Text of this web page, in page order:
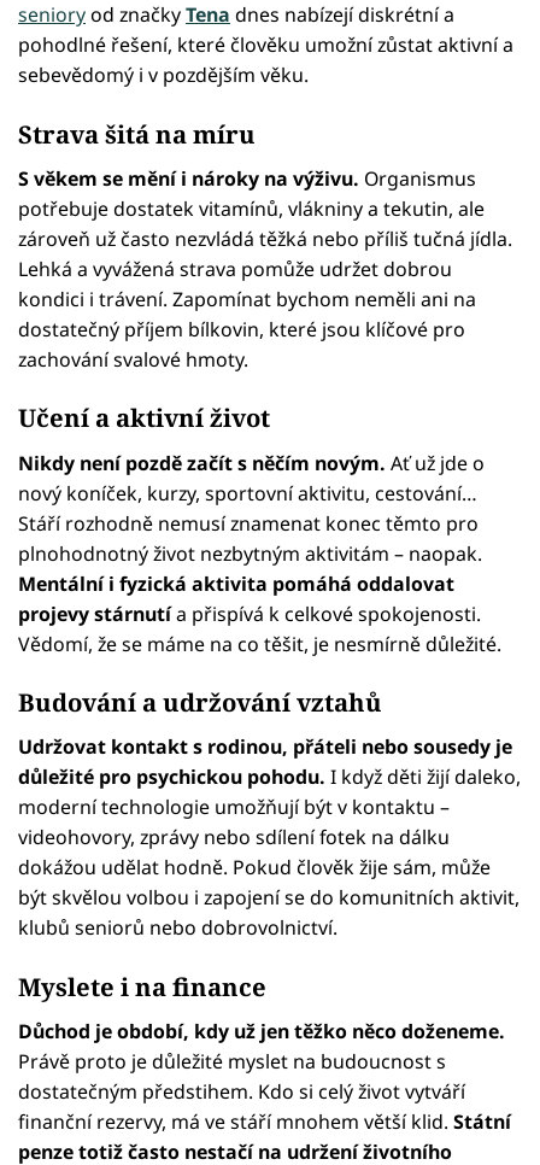
senioryod značkyTena dnes nabízejí diskrétní a
pohodlné řešení, které člověku umožní zůstat aktivní a
sebevědomý i v pozdějším věku.
Strava šitá na míru
S věkem se mění i nároky na výživu. Organismus
potřebuje dostatek vitamínů, vlákniny a tekutin, ale
zároveň už často nezvládá těžká nebo příliš tučná jídla.
Lehká a vyvážená strava pomůže udržet dobrou
kondici i trávení. Zapomínat bychom neměli ani na
dostatečný příjem bílkovin, které jsou klíčové pro
zachování svalové hmoty.
Učení a aktivní život
Nikdy není pozdě začít s něčím novým. Ať už jde o
nový koníček, kurzy, sportovní aktivitu, cestování…
Stáří rozhodně nemusí znamenat konec těmto pro
plnohodnotný život nezbytným aktivitám – naopak.
Mentální i fyzická aktivita pomáhá oddalovat
projevy stárnutía přispívá k celkové spokojenosti.
Vědomí, že se máme na co těšit, je nesmírně důležité.
Budování a udržování vztahů
Udržovat kontakt s rodinou, přáteli nebo sousedy je
důležité pro psychickou pohodu. I když děti žijí daleko,
moderní technologie umožňují být v kontaktu –
videohovory, zprávy nebo sdílení fotek na dálku
dokážou udělat hodně. Pokud člověk žije sám, může
být skvělou volbou i zapojení se do komunitních aktivit,
klubů seniorů nebo dobrovolnictví.
Myslete i na finance
Důchod je období, kdy už jen těžko něco doženeme.
Právě proto je důležité myslet na budoucnost s
dostatečným předstihem. Kdo si celý život vytváří
finanční rezervy, má ve stáří mnohem větší klid. Státní
penze totiž často nestačí na udržení životního